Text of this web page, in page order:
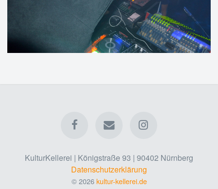
KulturKellerei | Königstraße 93 | 90402 Nürnberg
Datenschutzerklärung
© 2026kultur-kellerei.de